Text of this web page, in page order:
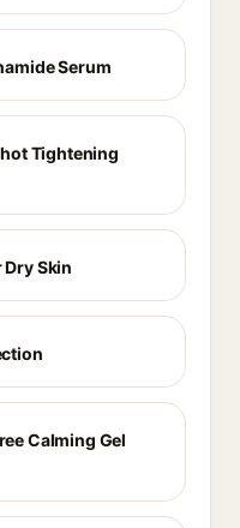
Serum
Tightening
Dry Skin
Calming Gel